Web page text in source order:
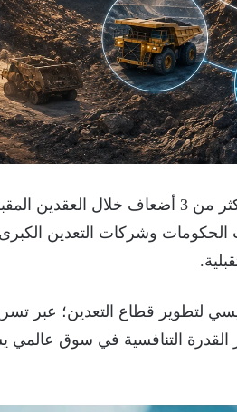
أصبح
الحكومات وشركات التعدين
لتطوير قطاع التعدين؛ عبر
القدرة التنافسية في سوق عالمي